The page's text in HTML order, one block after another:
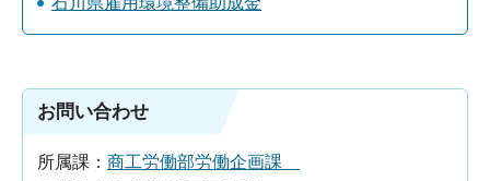
お問い合わせ
所属課： 商工労働部労働企画課